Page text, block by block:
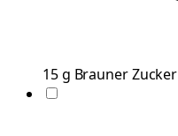
15g Brauner Zucker